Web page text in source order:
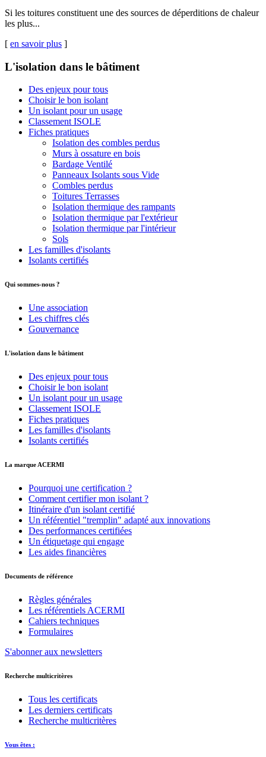
Si les toitures constituent une des sources de déperditions de chaleur
les plus...
[ en savoir plus ]
L'isolation dans le bâtiment
Des enjeux pour tous
Choisir le bon isolant
Un isolant pour un usage
Classement ISOLE
Fiches pratiques
Isolation des combles perdus
Murs à ossature en bois
Bardage Ventilé
Panneaux Isolants sous Vide
Combles perdus
Toitures Terrasses
Isolation thermique des rampants
Isolation thermique par l'extérieur
Isolation thermique par l'intérieur
Sols
Les familles d'isolants
Isolants certifiés
Qui sommes-nous ?
Une association
Les chiffres clés
Gouvernance
L'isolation dans le bâtiment
Des enjeux pour tous
Choisir le bon isolant
Un isolant pour un usage
Classement ISOLE
Fiches pratiques
Les familles d'isolants
Isolants certifiés
La marque ACERMI
Pourquoi une certification ?
Comment certifier mon isolant ?
Itinéraire d'un isolant certifié
Un référentiel "tremplin" adapté aux innovations
Des performances certifiées
Un étiquetage qui engage
Les aides financières
Documents de référence
Règles générales
Les référentiels ACERMI
Cahiers techniques
Formulaires
S'abonner aux newsletters
Recherche multicritères
Tous les certificats
Les derniers certificats
Recherche multicritères
Vous êtes :